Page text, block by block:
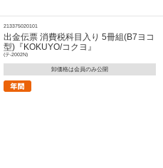
213375020101
出金伝票 消費税科目入り 5冊組(B7ヨコ
型)『KOKUYO/コクヨ』
(テ-2002N)
卸価格は会員のみ公開